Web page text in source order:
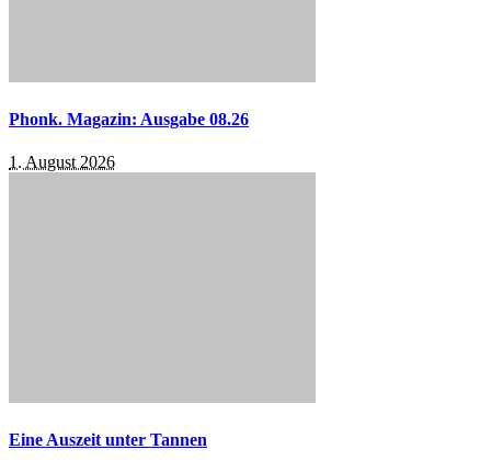
Phonk. Magazin: Ausgabe 08.26
1. August 2026
Eine Auszeit unter Tannen